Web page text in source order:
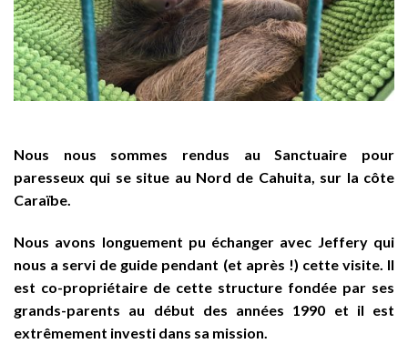
Nous nous sommes rendus au Sanctuaire pour
paresseux qui se situe au Nord de Cahuita, sur la côte
Caraïbe.
Nous avons longuement pu échanger avec Jeffery qui
nous a servi de guide pendant (et après !) cette visite. Il
est co-propriétaire de cette structure fondée par ses
grands-parents au début des années 1990 et il est
extrêmement investi dans sa mission.